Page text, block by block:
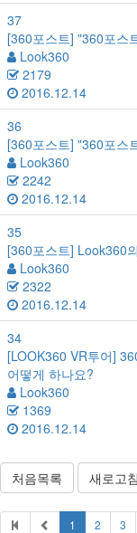
37
[360포스트] "360포스
Look360
2179
2016.12.14
36
[360포스트] "360포스
Look360
2242
2016.12.14
35
[360포스트] Look360
Look360
2322
2016.12.14
34
[LOOK360 VR투어]
어떻게 하나요?
Look360
1369
2016.12.14
처음목록 새로고침
1 2 3